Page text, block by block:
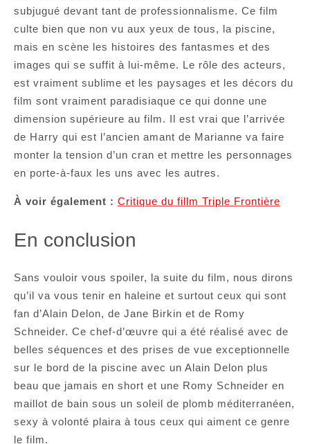
subjugué devant tant de professionnalisme. Ce film
culte bien que non vu aux yeux de tous, la piscine,
mais en scène les histoires des fantasmes et des
images qui se suffit à lui-même. Le rôle des acteurs,
est vraiment sublime et les paysages et les décors du
film sont vraiment paradisiaque ce qui donne une
dimension supérieure au film. Il est vrai que l’arrivée
de Harry qui est l’ancien amant de Marianne va faire
monter la tension d’un cran et mettre les personnages
en porte-à-faux les uns avec les autres.
À voir également : Critique du fillm Triple Frontière
En conclusion
Sans vouloir vous spoiler, la suite du film, nous dirons
qu’il va vous tenir en haleine et surtout ceux qui sont
fan d’Alain Delon, de Jane Birkin et de Romy
Schneider. Ce chef-d’œuvre qui a été réalisé avec de
belles séquences et des prises de vue exceptionnelle
sur le bord de la piscine avec un Alain Delon plus
beau que jamais en short et une Romy Schneider en
maillot de bain sous un soleil de plomb méditerranéen,
sexy à volonté plaira à tous ceux qui aiment ce genre
le film.